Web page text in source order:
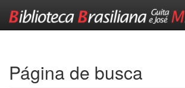
Página de busca